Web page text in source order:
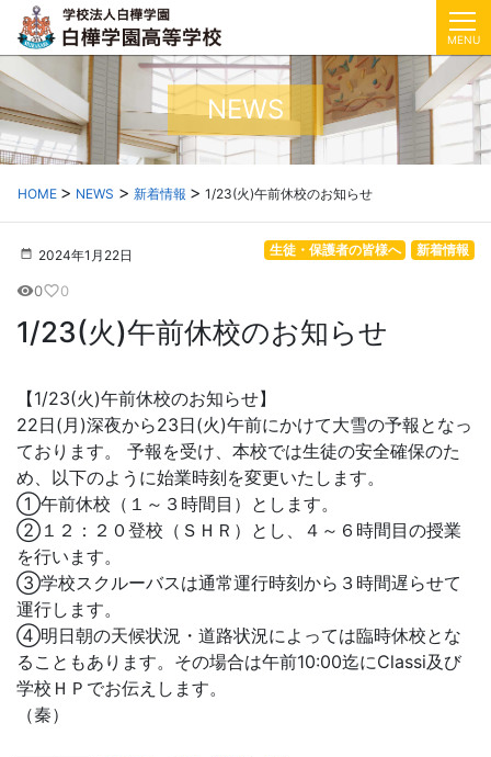
MENU
NEWS
HOME NEWS 新着情報 1/23(火)午前休校のお知らせ
2024年1月22日 新着情報
生徒・保護者の皆様へ
visibility0favorite_border0
1/23(火)午前休校のお知らせ
【1/23(火)午前休校のお知らせ】
22日(月)深夜から23日(火)午前にかけて大雪の予報となっ
ております。 予報を受け、本校では生徒の安全確保のた
め、以下のように始業時刻を変更いたします。
①午前休校（１～３時間目）とします。
②１２：２０登校（ＳＨＲ）とし、４～６時間目の授業
を行います。
③学校スクルーバスは通常運行時刻から３時間遅らせて
運行します。
④明日朝の天候状況・道路状況によっては臨時休校とな
ることもあります。その場合は午前10:00迄にClassi及び
学校ＨＰでお伝えします。
（秦）